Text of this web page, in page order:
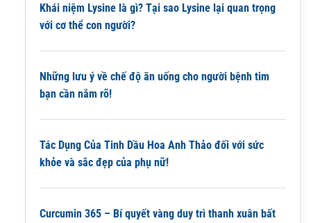
Khái niệm Lysine là gì? Tại sao Lysine lại quan trọng
với cơ thể con người?
Những lưu ý về chế độ ăn uống cho người bệnh tim
bạn cần nắm rõ!
Tác Dụng Của Tinh Dầu Hoa Anh Thảo đối với sức
khỏe và sắc đẹp của phụ nữ!
Curcumin 365 – Bí quyết vàng duy trì thanh xuân bất